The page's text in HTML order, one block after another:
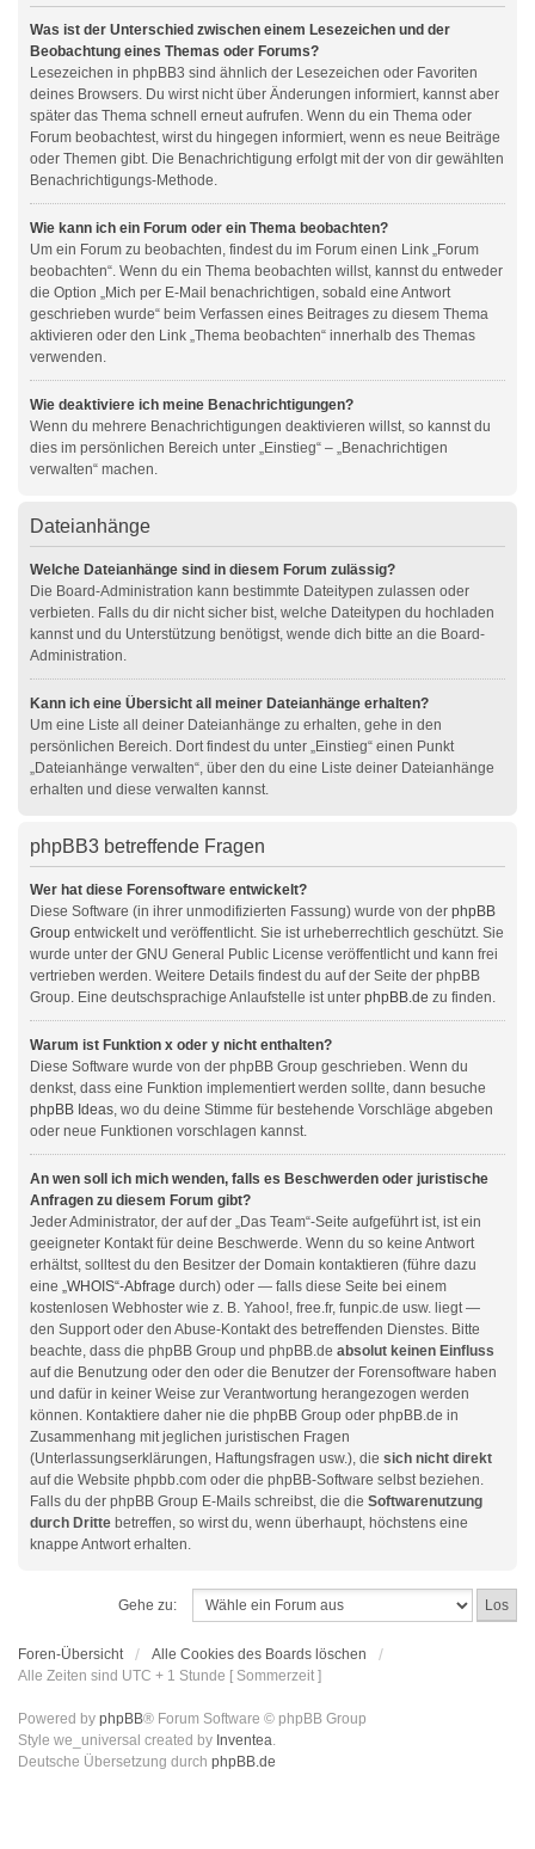
Was ist der Unterschied zwischen einem Lesezeichen und der
Beobachtung eines Themas oder Forums?
Lesezeichen in phpBB3 sind ähnlich der Lesezeichen oder Favoriten
deines Browsers. Du wirst nicht über Änderungen informiert, kannst aber
später das Thema schnell erneut aufrufen. Wenn du ein Thema oder
Forum beobachtest, wirst du hingegen informiert, wenn es neue Beiträge
oder Themen gibt. Die Benachrichtigung erfolgt mit der von dir gewählten
Benachrichtigungs-Methode.
Wie kann ich ein Forum oder ein Thema beobachten?
Um ein Forum zu beobachten, findest du im Forum einen Link „Forum
beobachten“. Wenn du ein Thema beobachten willst, kannst du entweder
die Option „Mich per E-Mail benachrichtigen, sobald eine Antwort
geschrieben wurde“ beim Verfassen eines Beitrages zu diesem Thema
aktivieren oder den Link „Thema beobachten“ innerhalb des Themas
verwenden.
Wie deaktiviere ich meine Benachrichtigungen?
Wenn du mehrere Benachrichtigungen deaktivieren willst, so kannst du
dies im persönlichen Bereich unter „Einstieg“ – „Benachrichtigen
verwalten“ machen.
Dateianhänge
Welche Dateianhänge sind in diesem Forum zulässig?
Die Board-Administration kann bestimmte Dateitypen zulassen oder
verbieten. Falls du dir nicht sicher bist, welche Dateitypen du hochladen
kannst und du Unterstützung benötigst, wende dich bitte an die Board-
Administration.
Kann ich eine Übersicht all meiner Dateianhänge erhalten?
Um eine Liste all deiner Dateianhänge zu erhalten, gehe in den
persönlichen Bereich. Dort findest du unter „Einstieg“ einen Punkt
„Dateianhänge verwalten“, über den du eine Liste deiner Dateianhänge
erhalten und diese verwalten kannst.
phpBB3 betreffende Fragen
Wer hat diese Forensoftware entwickelt?
Diese Software (in ihrer unmodifizierten Fassung) wurde von der phpBB
Group entwickelt und veröffentlicht. Sie ist urheberrechtlich geschützt. Sie
wurde unter der GNU General Public License veröffentlicht und kann frei
vertrieben werden. Weitere Details findest du auf der Seite der phpBB
Group. Eine deutschsprachige Anlaufstelle ist unter phpBB.de zu finden.
Warum ist Funktion x oder y nicht enthalten?
Diese Software wurde von der phpBB Group geschrieben. Wenn du
denkst, dass eine Funktion implementiert werden sollte, dann besuche
phpBB Ideas, wo du deine Stimme für bestehende Vorschläge abgeben
oder neue Funktionen vorschlagen kannst.
An wen soll ich mich wenden, falls es Beschwerden oder juristische
Anfragen zu diesem Forum gibt?
Jeder Administrator, der auf der „Das Team“-Seite aufgeführt ist, ist ein
geeigneter Kontakt für deine Beschwerde. Wenn du so keine Antwort
erhältst, solltest du den Besitzer der Domain kontaktieren (führe dazu
eine „WHOIS“-Abfrage durch) oder — falls diese Seite bei einem
kostenlosen Webhoster wie z. B. Yahoo!, free.fr, funpic.de usw. liegt —
den Support oder den Abuse-Kontakt des betreffenden Dienstes. Bitte
beachte, dass die phpBB Group und phpBB.de absolut keinen Einfluss
auf die Benutzung oder den oder die Benutzer der Forensoftware haben
und dafür in keiner Weise zur Verantwortung herangezogen werden
können. Kontaktiere daher nie die phpBB Group oder phpBB.de in
Zusammenhang mit jeglichen juristischen Fragen
(Unterlassungserklärungen, Haftungsfragen usw.), die sich nicht direkt
auf die Website phpbb.com oder die phpBB-Software selbst beziehen.
Falls du der phpBB Group E-Mails schreibst, die die Softwarenutzung
durch Dritte betreffen, so wirst du, wenn überhaupt, höchstens eine
knappe Antwort erhalten.
Gehe zu:
Foren-Übersicht
Alle Cookies des Boards löschen
Alle Zeiten sind UTC + 1 Stunde [ Sommerzeit ]
Powered by phpBB® Forum Software © phpBB Group
Style we_universal created by Inventea.
Deutsche Übersetzung durch phpBB.de